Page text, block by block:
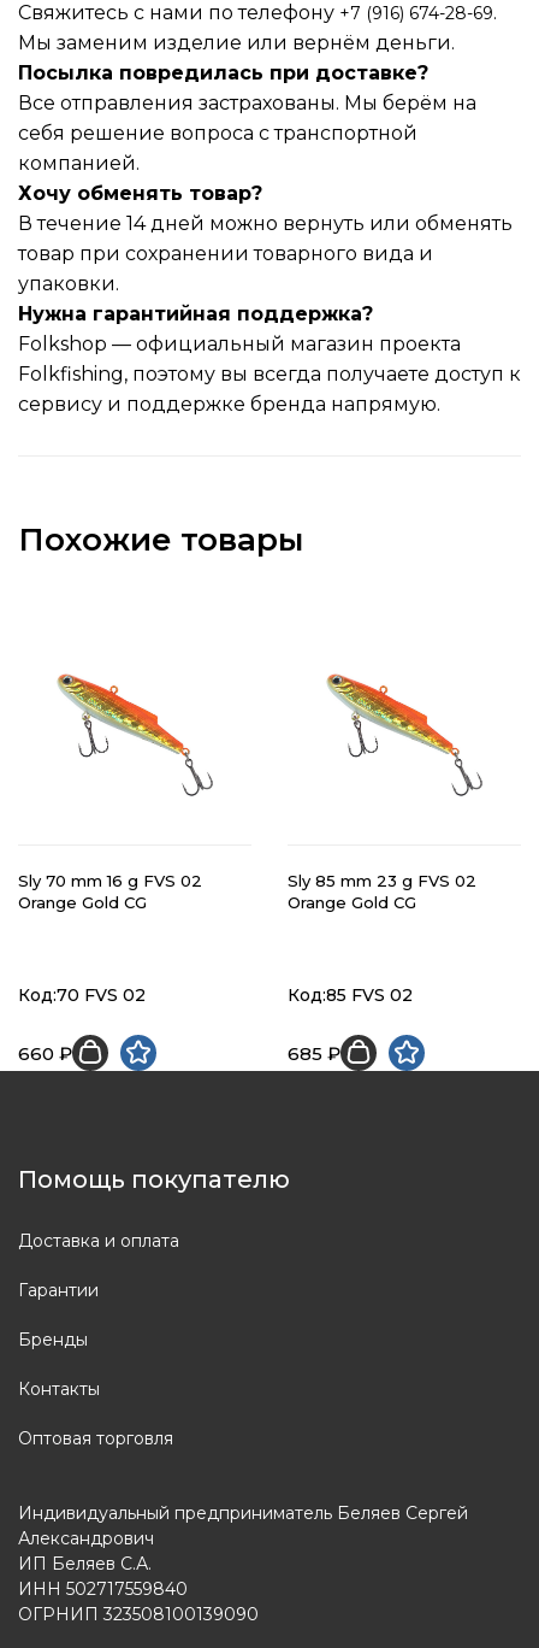
Свяжитесь с нами по телефону +7 (916) 674-28-69.
Мы заменим изделие или вернём деньги.
Посылка повредилась при доставке?
Все отправления застрахованы. Мы берём на
себя решение вопроса с транспортной
компанией.
Хочу обменять товар?
В течение 14 дней можно вернуть или обменять
товар при сохранении товарного вида и
упаковки.
Нужна гарантийная поддержка?
Folkshop — официальный магазин проекта
Folkfishing, поэтому вы всегда получаете доступ к
сервису и поддержке бренда напрямую.
Похожие товары
Sly 70 mm 16 g FVS 02
Orange Gold CG
Код:70 FVS 02
660 ₽
Sly 85 mm 23 g FVS 02
Orange Gold CG
Код:85 FVS 02
685 ₽
Помощь покупателю
Доставка и оплата
Гарантии
Бренды
Контакты
Оптовая торговля
Индивидуальный предприниматель Беляев Сергей
Александрович
ИП Беляев С.А.
ИНН 502717559840
ОГРНИП 323508100139090